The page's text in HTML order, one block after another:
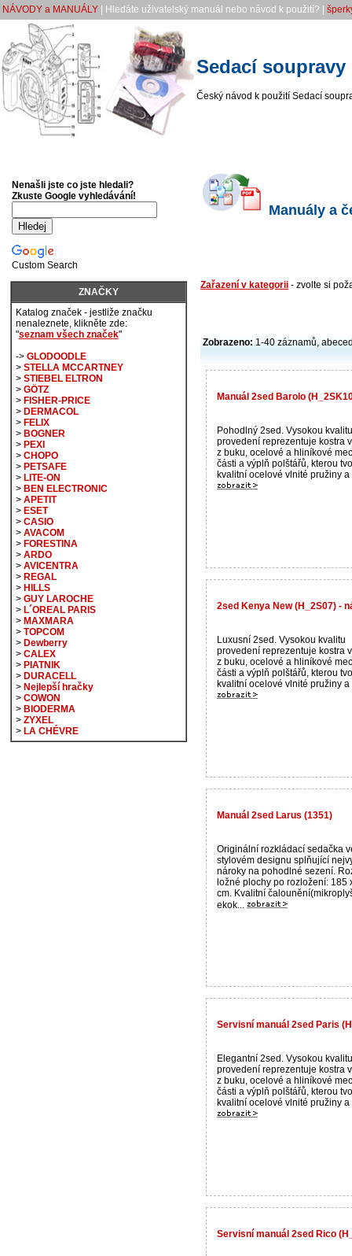
NÁVODY a MANUÁLY| Hledáte uživatelský manuál nebo návod k použití? |
Sedací soupravy
Český návod k použití Sedací
Manuály a
Zařazení v kategorii - zvolte si
Zobrazeno: 1-40 záznamů,
Manuál 2sed Barolo
Pohodlný 2sed. Vysokou kvalitu
provedení reprezentuje kostra
z buku, ocelové a hliníkové
části a výplň polštářů, kterou
kvalitní ocelové vlnité pružiny a
2sed Kenya New (H_2S07) -
Luxusní 2sed. Vysokou kvalitu
provedení reprezentuje kostra
z buku, ocelové a hliníkové
části a výplň polštářů, kterou
kvalitní ocelové vlnité pružiny a
Manuál 2sed Larus (1351)
Originální rozkládací sedačka
stylovém designu splňující
nároky na pohodlné sezení.
ložné plochy po rozložení: 185
cm. Kvalitní
ekok...
Servisní manuál 2sed Paris
Elegantní 2sed. Vysokou kvalitu
provedení reprezentuje kostra
z buku, ocelové a hliníkové
části a výplň polštářů, kterou
kvalitní ocelové vlnité pružiny a
Servisní manuál 2sed Rico
Nenašli jste co jste hledali?
Zkuste Google vyhledávání!
Custom Search
ZNAČKY
Katalog značek - jestliže značku
nenaleznete, klikněte zde:
"seznam všech značek"
-> GLODOODLE
> STELLA MCCARTNEY
> STIEBEL ELTRON
> GÖTZ
> FISHER-PRICE
> DERMACOL
> FELIX
> BOGNER
> PEXI
> CHOPO
> PETSAFE
> LITE-ON
> BEN ELECTRONIC
> APETIT
> ESET
> CASIO
> AVACOM
> FORESTINA
> ARDO
> AVICENTRA
> REGAL
> HILLS
> GUY LAROCHE
> L´OREAL PARIS
> MAXMARA
> TOPCOM
> Dewberry
> CALEX
> PIATNIK
> DURACELL
> Nejlepší hračky
> COWON
> BIODERMA
> ZYXEL
> LA CHÉVRE